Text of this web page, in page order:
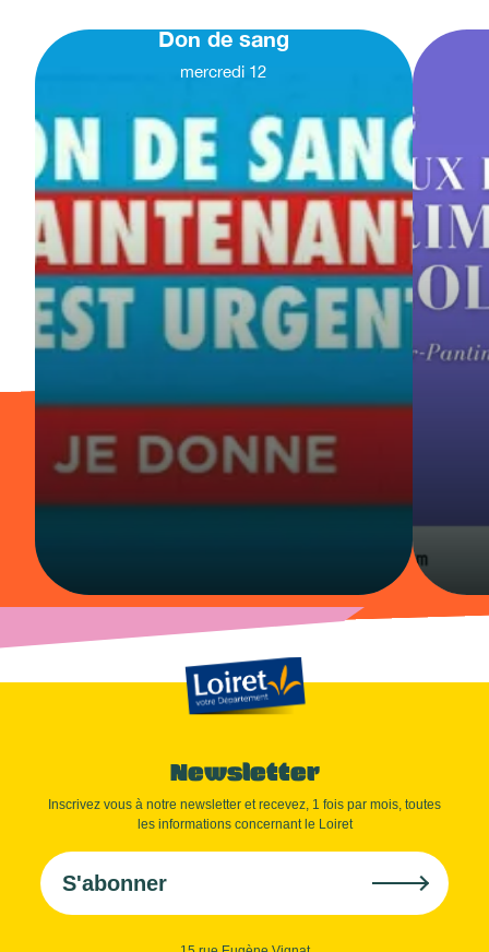
Don de sang
mercredi 12
Newsletter
Inscrivez vous à notre newsletter et recevez, 1 fois par mois, toutes
les informations concernant le Loiret
S'abonner